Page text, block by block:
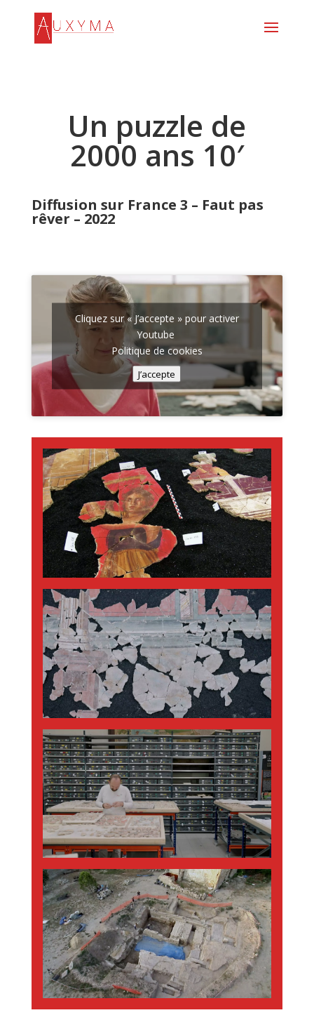
Un puzzle de
2000 ans 10′
Diffusion sur France 3 – Faut pas
rêver – 2022
Cliquez sur « J’accepte » pour activer
Youtube
Politique de cookies
J’accepte